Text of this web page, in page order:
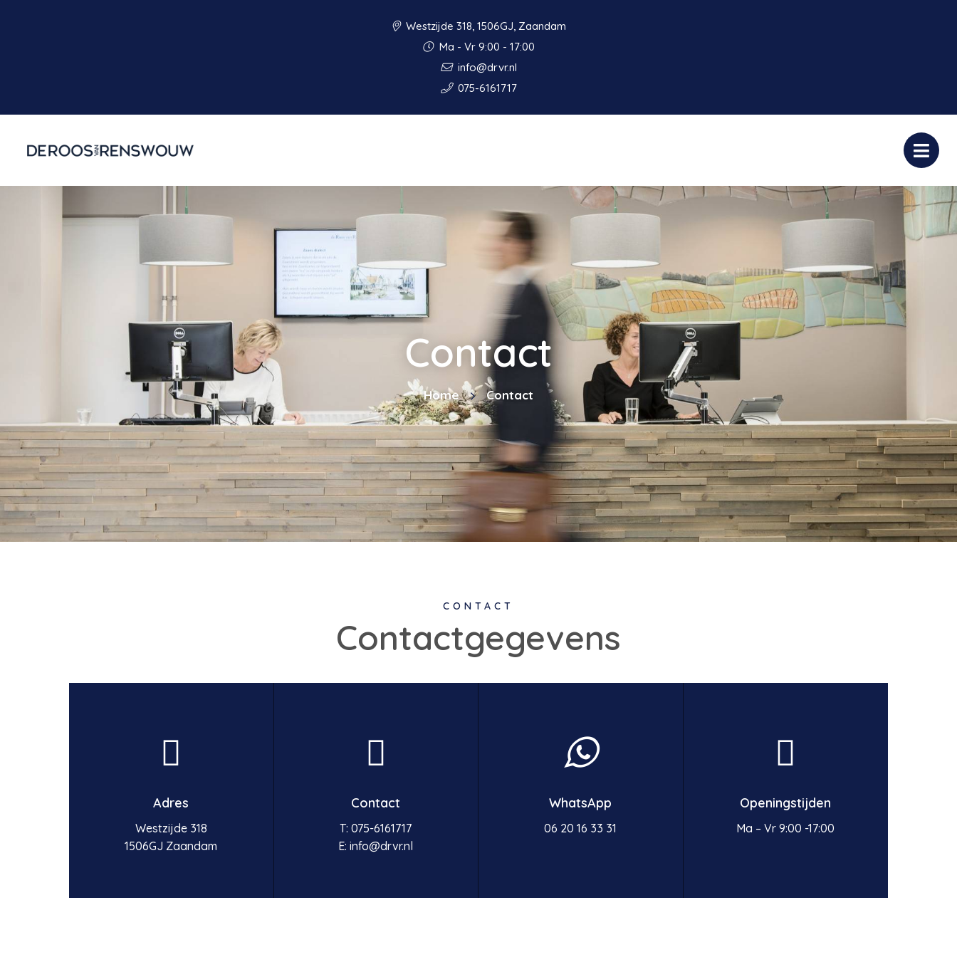
Westzijde 318, 1506GJ, Zaandam
Ma - Vr 9:00 - 17:00
info@drvr.nl
075-6161717
Contact
Home Contact
Contactgegevens
CONTACT
Adres
Westzijde 318
1506GJ Zaandam
Contact
T:075-6161717
E:info@drvr.nl
WhatsApp
06 20 16 33 31‬
Openingstijden
Ma – Vr 9:00 -17:00